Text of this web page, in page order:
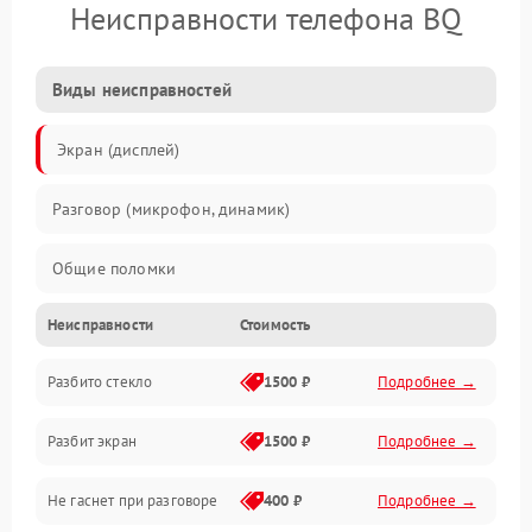
Неисправности телефона BQ
Виды неисправностей
Экран (дисплей)
Разговор (микрофон, динамик)
Общие поломки
Проблемы связи
Камеры
Проблемы с дисплеем и сенсором
Зарядка
Неисправности Стоимость
Разбито стекло 1500 ₽ Подробнее →
Разбит экран 1500 ₽ Подробнее →
Не гаснет при разговоре 400 ₽ Подробнее →